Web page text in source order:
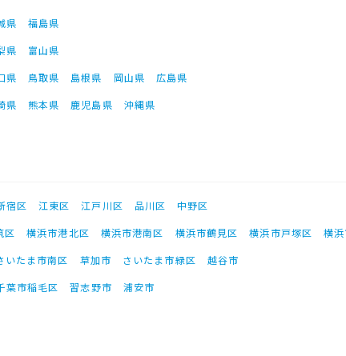
県
福島県
県
富山県
県 鳥取県 島根県 岡山県
広島県
県 熊本県 鹿児島県 沖縄県
宿区 江東区 江戸川区 品川区
中野区
区 横浜市港北区 横浜市港南区 横浜市鶴見区 横浜市戸塚区
横
いたま市南区 草加市 さいたま市緑区
越谷市
葉市稲毛区 習志野市 浦安市